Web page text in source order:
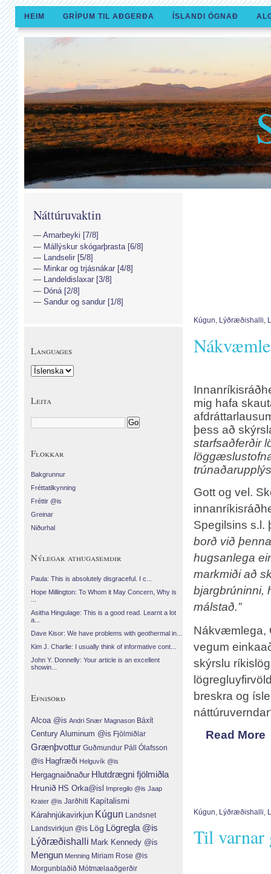
HEIM GRÍPUM TIL AÐGERÐA ÍSLANDI ÓGNAÐ
Kúgun, Lýðræðishalli,
mig hafa
þess að
starfsaðferðir
Gott og vel.
Spegilsins s.l.
borð við
hugsanlega
markmiði að
bjargbrúninni,
málstað.”
Nákvæmlega,
vegum
skýrslu
breskra og
Read More
Kúgun, Lýðræðishalli,
Til varnar
Náttúruvaktin
Arnarbeyki [7/8]
Mállýskur skógarþrasta [6/8]
Landselir [5/8]
Minkar og trjásnákar [4/8]
Landeldislaxar [3/8]
Dóná [2/8]
Sandur og sandur [1/8]
Languages
Leita
Flokkar
Bakgrunnur
Fréttatilkynning
Fréttir @is
Greinar
Niðurhal
Nýlegar athugasemdir
Paula: This is absolutely disgraceful. I c...
Hope Millington: To Whom it May Concern, Why is
Asitha Hingulage: This is a good read. Learnt a lot
a...
Dave Kisor: We have problems with geothermal in...
Kim J. Charlie: I usually think of informative cont...
John Y. Donnelly: Your article is an excellent
showin...
Efnisorð
Alcoa @is Andri Snær Magnason Báxít
Century Aluminum @is Fjölmiðlar
Grænþvottur Guðmundur Páll Ólafsson
@is Hagfræði Helguvík @is
Hergagnaiðnaður Hlutdrægni fjölmiðla
Hrunið HS Orka@isl Impregilo @is Jaap
Krater @is Jarðhiti Kapítalismi
Kárahnjúkavirkjun Kúgun Landsnet
Landsvirkjun @is Lög Lögregla @is
Lýðræðishalli Mark Kennedy @is
Mengun Menning Miriam Rose @is
Morgunblaðið Mótmælaaðgerðir